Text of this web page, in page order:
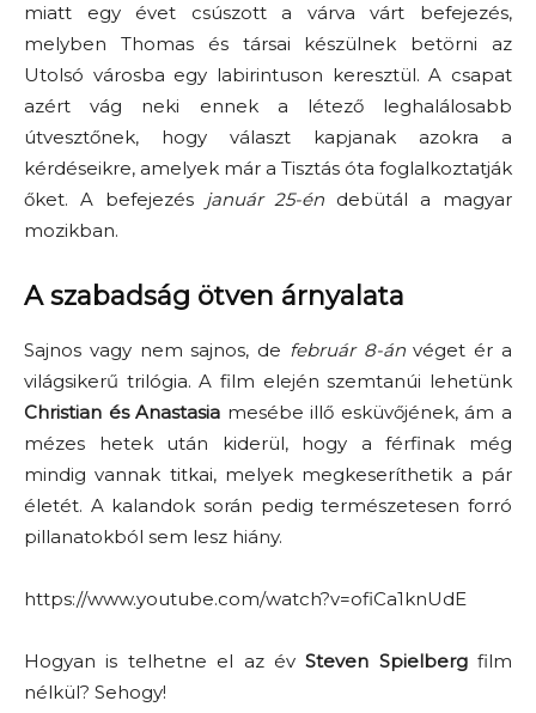
miatt egy évet csúszott a várva várt befejezés,
melyben Thomas és társai készülnek betörni az
Utolsó városba egy labirintuson keresztül. A csapat
azért vág neki ennek a létező leghalálosabb
útvesztőnek, hogy választ kapjanak azokra a
kérdéseikre, amelyek már a Tisztás óta foglalkoztatják
őket. A befejezés január 25-én debütál a magyar
mozikban.
A szabadság ötven árnyalata
Sajnos vagy nem sajnos, de február 8-ánvéget ér a
világsikerű trilógia. A film elején szemtanúi lehetünk
Christian és Anastasia mesébe illő esküvőjének, ám a
mézes hetek után kiderül, hogy a férfinak még
mindig vannak titkai, melyek megkeseríthetik a pár
életét. A kalandok során pedig természetesen forró
pillanatokból sem lesz hiány.
https://www.youtube.com/watch?v=ofiCa1knUdE
Hogyan is telhetne el az évSteven Spielbergfilm
nélkül? Sehogy!